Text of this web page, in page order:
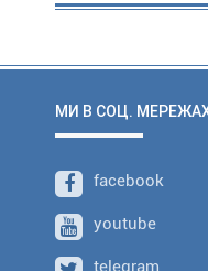
МИ В СОЦ.
facebook
youtube
telegram